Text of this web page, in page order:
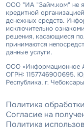
ООО "ИА "Займ.ком" не
кредитной
денежных средств.
исключительно
решения, касающиеся
принимаются
данные услуги.
ООО «Информационное
ОГРН: 1157746900695.
Республика, г.
Политика
Согласие на
Политика